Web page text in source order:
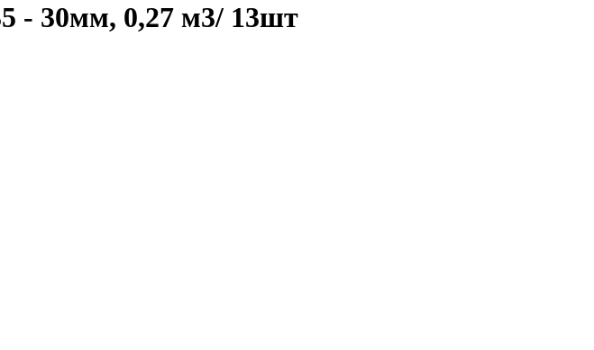
- 30мм, 0,27 м3/ 13шт